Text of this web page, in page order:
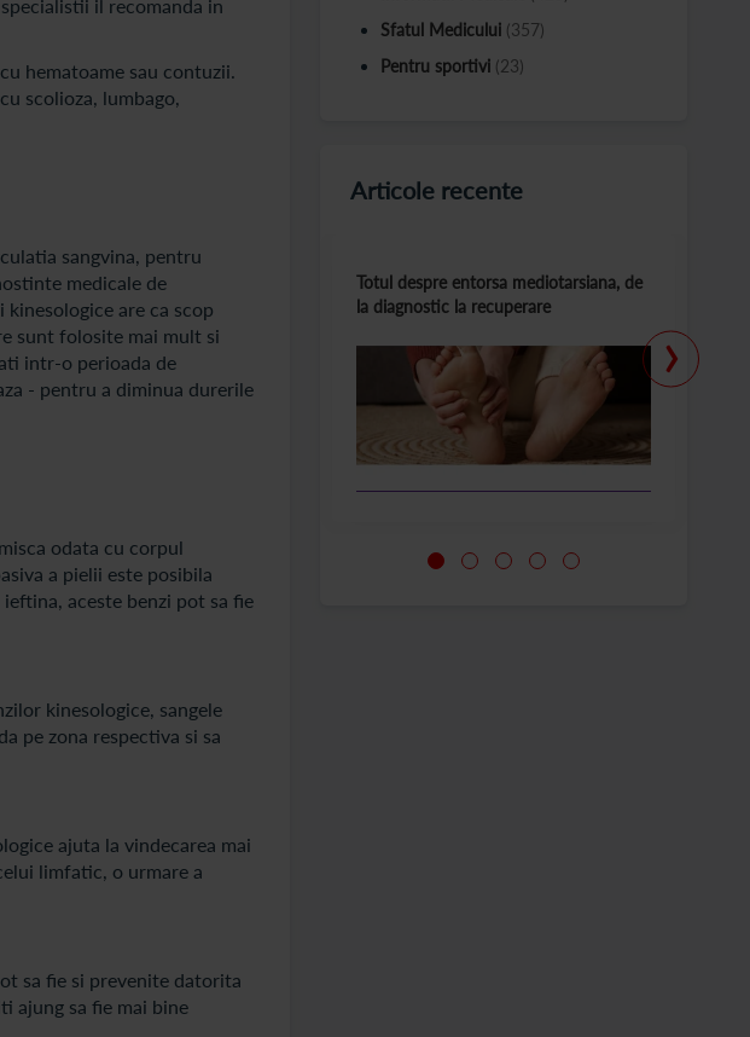
il recomanda in
hematoame sau contuzii.
scolioza, lumbago,
sangvina, pentru
medicale de
are ca scop
sunt folosite mai mult si
intr-o perioada de
- pentru a diminua durerile
odata cu corpul
a pielii este posibila
aceste benzi pot sa fie
kinesologice, sangele
pe zona respectiva si sa
ajuta la vindecarea mai
limfatic, o urmare a
sa fie si prevenite datorita
ajung sa fie mai bine
Sfatul Medicului (357)
Pentru sportivi (23)
Articole recente
Totul despre entorsa mediotarsiana, de
la diagnostic la recuperare
›